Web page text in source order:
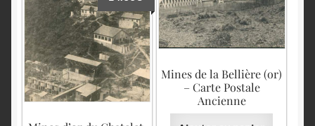
Mines de la Bellière (or)
– Carte Postale
Ancienne